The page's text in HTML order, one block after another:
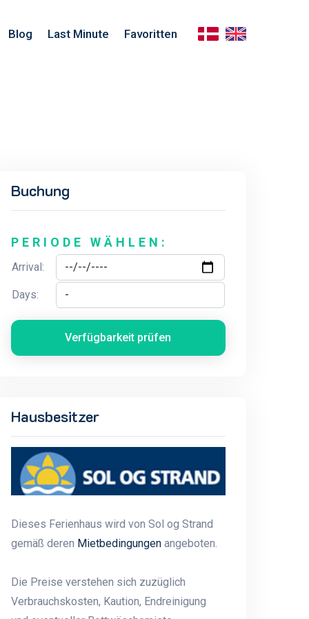
Blog Last Minute Favoritten
Buchung
PERIODE WÄHLEN:
Arrival:
Days:
Verfügbarkeit prüfen
Hausbesitzer
Dieses Ferienhaus wird von Sol og Strand
gemäß deren Mietbedingungenangeboten.
Die Preise verstehen sich zuzüglich
Verbrauchskosten, Kaution, Endreinigung